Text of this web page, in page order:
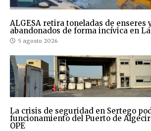
ALGESA retira toneladas de enseres
abandonados de forma incívica en
5 agosto 2026
La crisis de seguridad en Sertego
funcionamiento del Puerto de
OPE